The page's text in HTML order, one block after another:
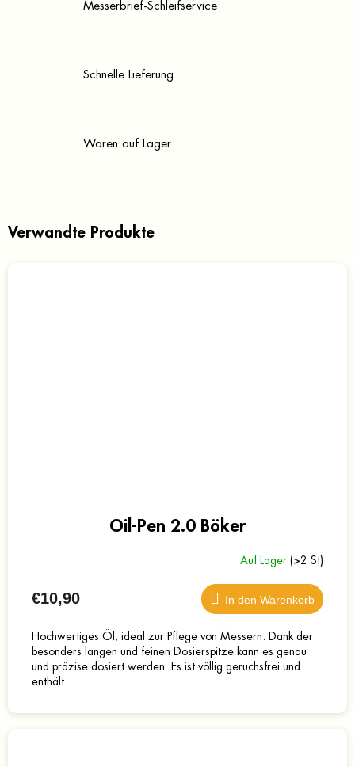
Messerbrief-Schleifservice
Schnelle Lieferung
Waren auf Lager
Verwandte Produkte
Oil-Pen 2.0 Böker
Auf Lager (>2 St)
€10,90 In den Warenkorb
Hochwertiges Öl, ideal zur Pflege von Messern. Dank der
besonders langen und feinen Dosierspitze kann es genau
und präzise dosiert werden. Es ist völlig geruchsfrei und
enthält...